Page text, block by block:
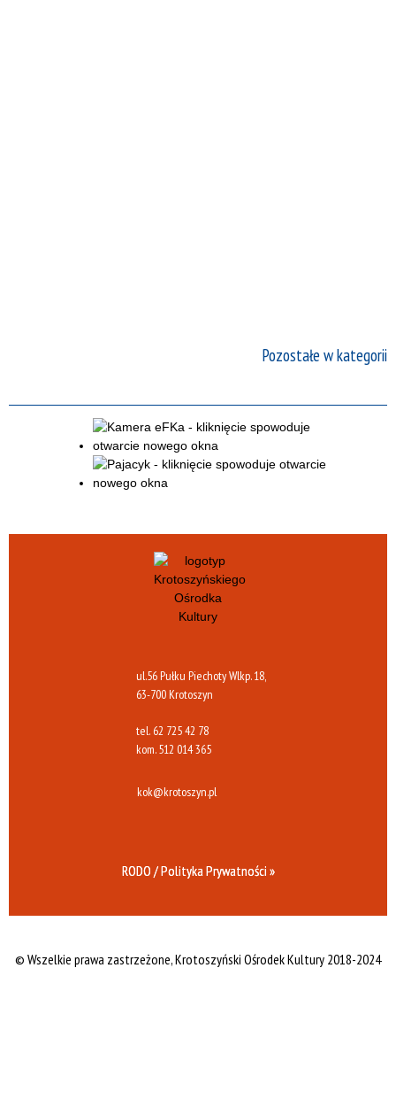
Pozostałe w kategorii
ul.56 Pułku Piechoty Wlkp. 18,
63-700 Krotoszyn
tel. 62 725 42 78
kom.512 014 365
kok@krotoszyn.pl
RODO / Polityka Prywatności »
© Wszelkie prawa zastrzeżone,Krotoszyński Ośrodek Kultury 2018-2024